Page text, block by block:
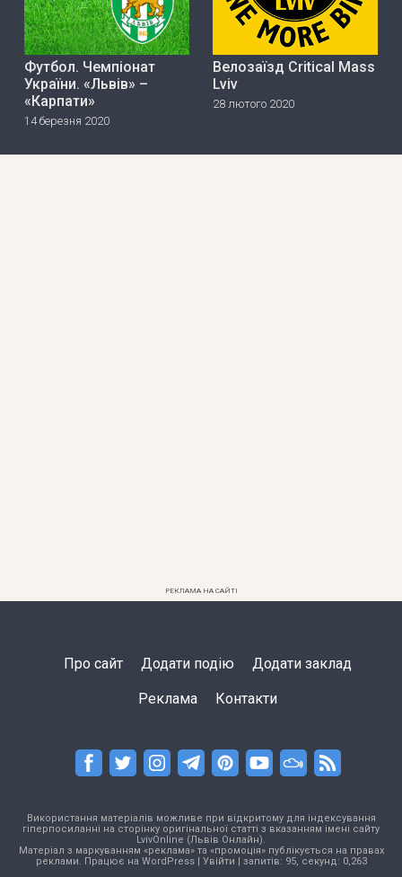
Футбол. Чемпіонат
України. «Львів» –
«Карпати»
14 березня 2020
Велозаїзд Critical Mass
Lviv
28 лютого 2020
РЕКЛАМА НА САЙТІ
Про сайт Додати подію Додати заклад
Реклама Контакти
Використання матеріалів можливе при відкритому для індексування
гіперпосиланні на сторінку оригінальної статті з вказанням імені сайту
LvivOnline (Львів Онлайн).
Матеріал з маркуванням «реклама» та «промоція» публікується на правах
реклами. Працює на WordPress| Увійти | запитів: 95, секунд: 0,263